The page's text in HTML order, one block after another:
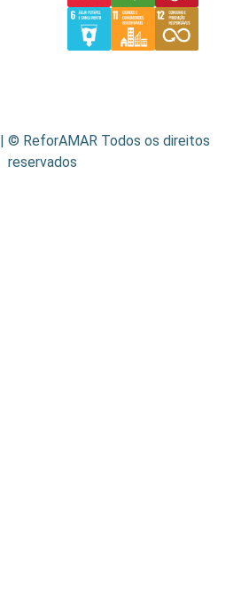
| © ReforAMAR Todos os direitos
reservados